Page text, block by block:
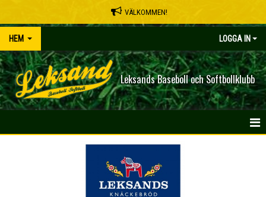
VÄLKOMMEN!
HEM LOGGA IN
Leksands Baseboll och Softbollklubb